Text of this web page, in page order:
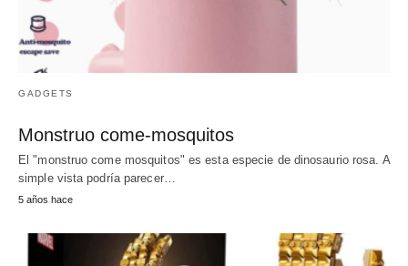
GADGETS
Monstruo come-mosquitos
El "monstruo come mosquitos" es esta especie de dinosaurio rosa. A
simple vista podría parecer…
5 años hace